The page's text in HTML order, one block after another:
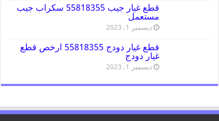
قطع غيار جيب 55818355 سكراب جيب
مستعمل
ديسمبر 1, 2023
قطع غيار دودج 55818355 ارخص قطع
غيار دودج
ديسمبر 1, 2023